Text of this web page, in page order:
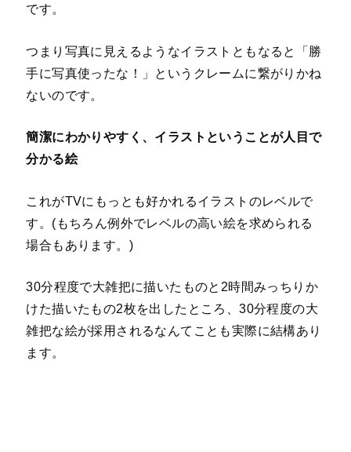
です。
つまり写真に見えるようなイラストともなると「勝
手に写真使ったな！」というクレームに繋がりかね
ないのです。
簡潔にわかりやすく、イラストということが人目で
分かる絵
これがTVにもっとも好かれるイラストのレベルで
す。(もちろん例外でレベルの高い絵を求められる
場合もあります。)
30分程度で大雑把に描いたものと2時間みっちりか
けた描いたもの2枚を出したところ、30分程度の大
雑把な絵が採用されるなんてことも実際に結構あり
ます。